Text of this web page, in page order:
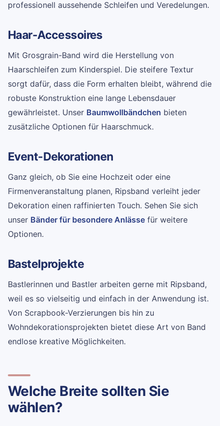
professionell aussehende Schleifen und Veredelungen.
Haar-Accessoires
Mit Grosgrain-Band wird die Herstellung von
Haarschleifen zum Kinderspiel. Die steifere Textur
sorgt dafür, dass die Form erhalten bleibt, während die
robuste Konstruktion eine lange Lebensdauer
gewährleistet. Unser Baumwollbändchen bieten
zusätzliche Optionen für Haarschmuck.
Event-Dekorationen
Ganz gleich, ob Sie eine Hochzeit oder eine
Firmenveranstaltung planen, Ripsband verleiht jeder
Dekoration einen raffinierten Touch. Sehen Sie sich
unser Bänder für besondere Anlässe für weitere
Optionen.
Bastelprojekte
Bastlerinnen und Bastler arbeiten gerne mit Ripsband,
weil es so vielseitig und einfach in der Anwendung ist.
Von Scrapbook-Verzierungen bis hin zu
Wohndekorationsprojekten bietet diese Art von Band
endlose kreative Möglichkeiten.
Welche Breite sollten Sie
wählen?